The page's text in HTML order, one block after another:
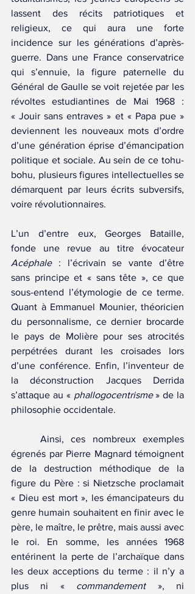
lassent des récits patriotiques et
religieux, ce qui aura une forte
incidence sur les générations d’après-
guerre. Dans une France conservatrice
qui s’ennuie, la figure paternelle du
Général de Gaulle se voit rejetée par les
révoltes estudiantines de Mai 1968 :
« Jouir sans entraves » et « Papa pue »
deviennent les nouveaux mots d’ordre
d’une génération éprise d’émancipation
politique et sociale. Au sein de ce tohu-
bohu, plusieurs figures intellectuelles se
démarquent par leurs écrits subversifs,
voire révolutionnaires.
L’un d’entre eux, Georges Bataille,
Acéphale : l’écrivain se vante d’être
sans principe et « sans tête », ce que
sous-entend l’étymologie de ce terme.
Quant à Emmanuel Mounier, théoricien
du personnalisme, ce dernier brocarde
le pays de Molière pour ses atrocités
perpétrées durant les croisades lors
d’une conférence. Enfin, l’inventeur de
la déconstruction Jacques Derrida
s’attaque au « phallogocentrisme » de la
philosophie occidentale.
égrenés par Pierre Magnard témoignent
de la destruction méthodique de la
figure du Père : si Nietzsche proclamait
« Dieu est mort », les émancipateurs du
genre humain souhaitent en finir avec le
père, le maître, le prêtre, mais aussi avec
le roi. En somme, les années 1968
entérinent la perte de l’archaïque dans
les deux acceptions du terme : il n’y a
plus ni « commandement », ni